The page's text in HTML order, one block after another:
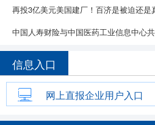
信息入口
网上直报企业用户入口